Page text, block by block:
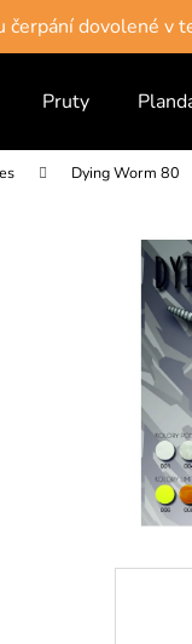
čerpání dovolené
Pruty
Dying Worm 80